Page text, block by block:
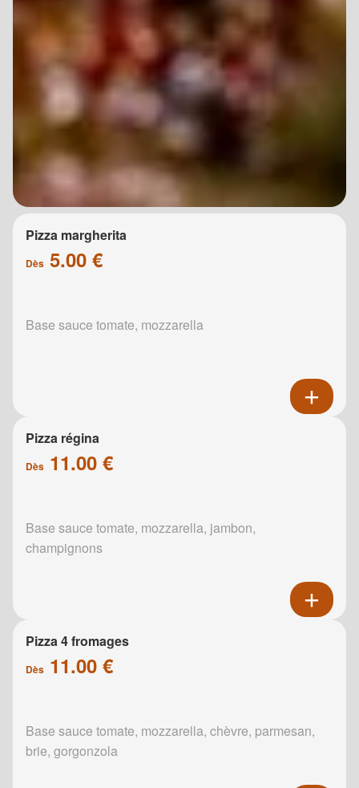
Pizza margherita
Dès 5.00 €
Base sauce tomate, mozzarella
Pizza régina
Dès 11.00 €
Base sauce tomate, mozzarella, jambon,
champignons
Pizza 4 fromages
Dès 11.00 €
Base sauce tomate, mozzarella, chèvre, parmesan,
brie, gorgonzola